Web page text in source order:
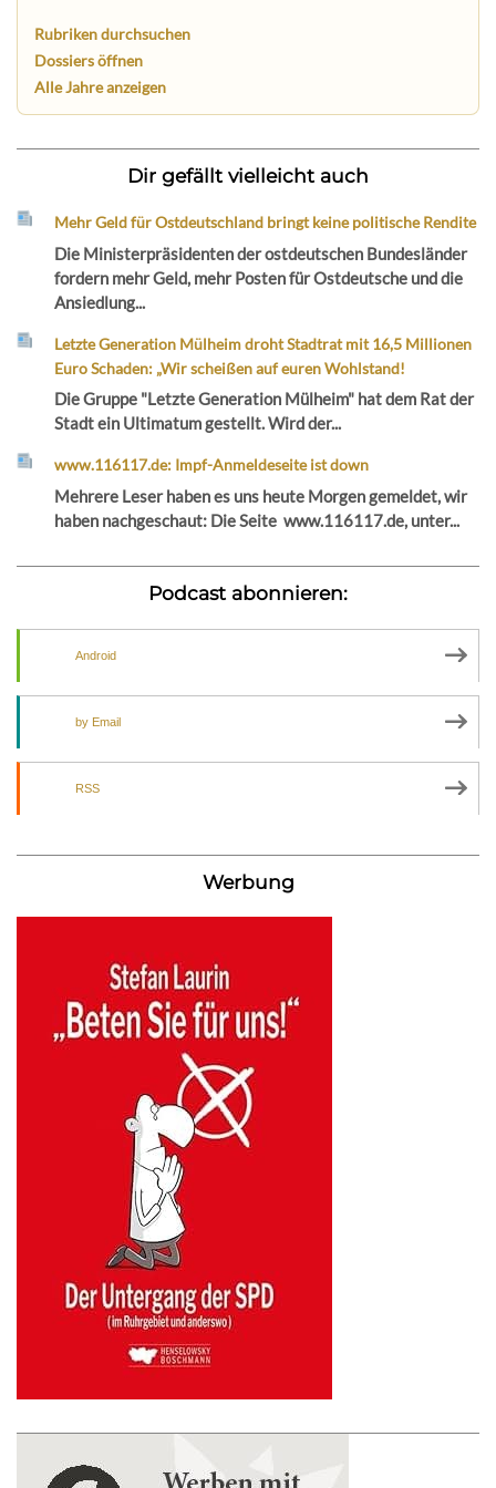
Rubriken durchsuchen
Dossiers öffnen
Alle Jahre anzeigen
Dir gefällt vielleicht auch
Mehr Geld für Ostdeutschland bringt keine politische Rendite
Die Ministerpräsidenten der ostdeutschen Bundesländer
fordern mehr Geld, mehr Posten für Ostdeutsche und die
Ansiedlung...
Letzte Generation Mülheim droht Stadtrat mit 16,5 Millionen
Euro Schaden: „Wir scheißen auf euren Wohlstand!
Die Gruppe "Letzte Generation Mülheim" hat dem Rat der
Stadt ein Ultimatum gestellt. Wird der...
www.116117.de: Impf-Anmeldeseite ist down
Mehrere Leser haben es uns heute Morgen gemeldet, wir
haben nachgeschaut: Die Seite www.116117.de, unter...
Podcast abonnieren:
Android
by Email
RSS
Werbung